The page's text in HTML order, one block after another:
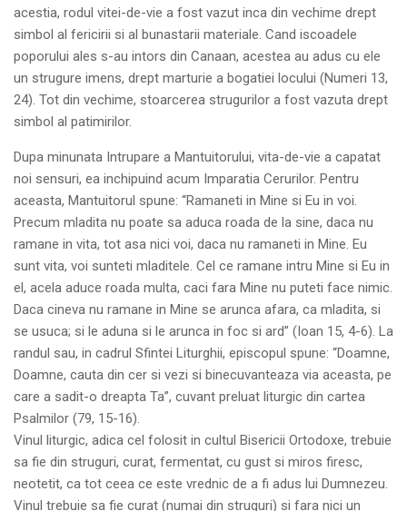
acestia, rodul vitei-de-vie a fost vazut inca din vechime drept
simbol al fericirii si al bunastarii materiale. Cand iscoadele
poporului ales s-au intors din Canaan, acestea au adus cu ele
un strugure imens, drept marturie a bogatiei locului (Numeri 13,
24). Tot din vechime, stoarcerea strugurilor a fost vazuta drept
simbol al patimirilor.
Dupa minunata Intrupare a Mantuitorului, vita-de-vie a capatat
noi sensuri, ea inchipuind acum Imparatia Cerurilor. Pentru
aceasta, Mantuitorul spune: “Ramaneti in Mine si Eu in voi.
Precum mladita nu poate sa aduca roada de la sine, daca nu
ramane in vita, tot asa nici voi, daca nu ramaneti in Mine. Eu
sunt vita, voi sunteti mladitele. Cel ce ramane intru Mine si Eu in
el, acela aduce roada multa, caci fara Mine nu puteti face nimic.
Daca cineva nu ramane in Mine se arunca afara, ca mladita, si
se usuca; si le aduna si le arunca in foc si ard” (Ioan 15, 4-6). La
randul sau, in cadrul Sfintei Liturghii, episcopul spune: “Doamne,
Doamne, cauta din cer si vezi si binecuvanteaza via aceasta, pe
care a sadit-o dreapta Ta”, cuvant preluat liturgic din cartea
Psalmilor (79, 15-16).
Vinul liturgic, adica cel folosit in cultul Bisericii Ortodoxe, trebuie
sa fie din struguri, curat, fermentat, cu gust si miros firesc,
neotetit, ca tot ceea ce este vrednic de a fi adus lui Dumnezeu.
Vinul trebuie sa fie curat (numai din struguri) si fara nici un